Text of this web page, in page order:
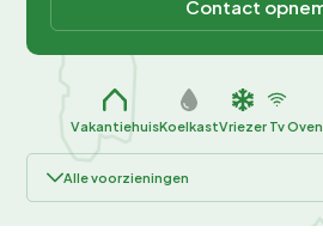
Contact
VakantiehuisKoelkastVriezer Tv
Alle voorzieningen